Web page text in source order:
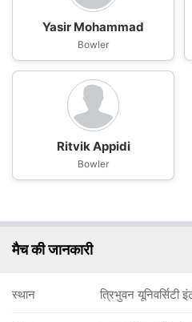
Yasir Mohammad
Bowler
Ritvik Appidi
Bowler
मैच की जानकारी
स्थान त्रिभुवन यूनिवर्सिटी